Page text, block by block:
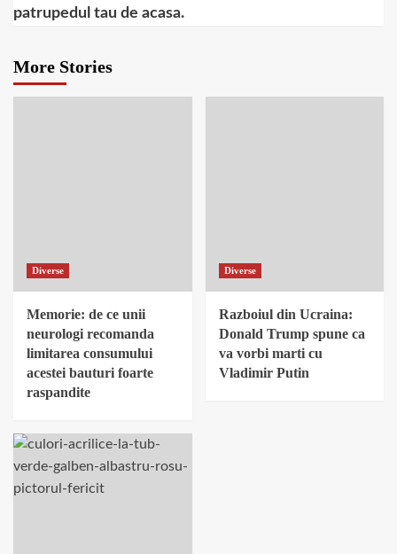
patrupedul tau de acasa.
More Stories
Diverse
Memorie: de ce unii
neurologi recomanda
limitarea consumului
acestei bauturi foarte
raspandite
Diverse
Razboiul din Ucraina:
Donald Trump spune ca
va vorbi marti cu
Vladimir Putin